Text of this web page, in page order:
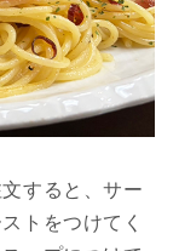
すると、サー
トをつけてく